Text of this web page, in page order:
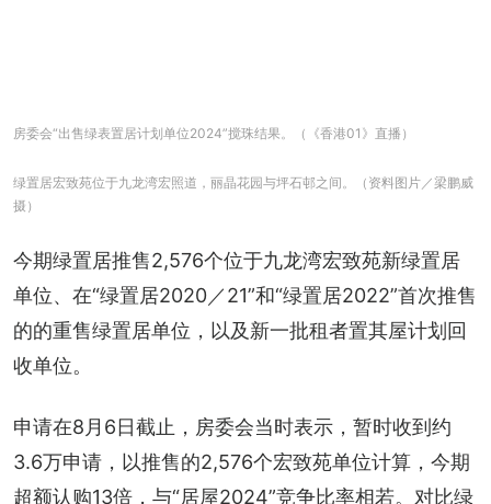
房委会“出售绿表置居计划单位2024”搅珠结果。（《香港01》直播）
绿置居宏致苑位于九龙湾宏照道，丽晶花园与坪石邨之间。（资料图片／梁鹏威
摄）
今期绿置居推售2,576个位于九龙湾宏致苑新绿置居
单位、在“绿置居2020／21”和“绿置居2022”首次推售
的的重售绿置居单位，以及新一批租者置其屋计划回
收单位。
申请在8月6日截止，房委会当时表示，暂时收到约
3.6万申请，以推售的2,576个宏致苑单位计算，今期
超额认购13倍，与“居屋2024”竞争比率相若。对比绿